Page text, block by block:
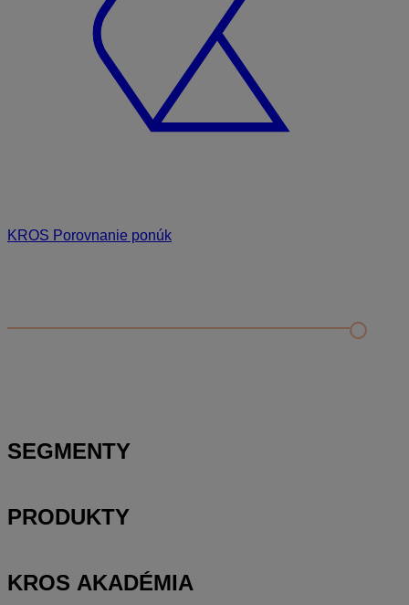
KROS Porovnanie ponúk
Nastavenie šanónov
SEGMENTY
PRODUKTY
KROS AKADÉMIA